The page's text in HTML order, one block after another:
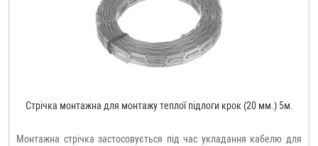
Стрічка монтажна для монтажу теплої підлоги крок (20 мм.) 5м.
Монтажна стрічка застосовується під час укладання кабелю для